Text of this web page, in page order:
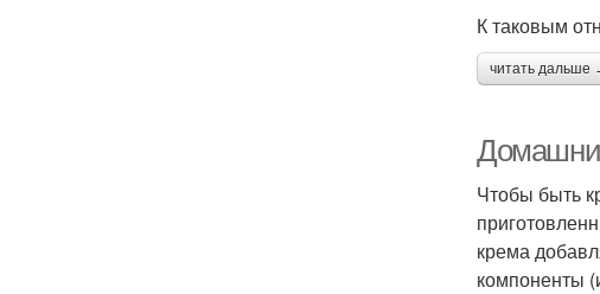
К таковым
читать дальше
Чтобы быть
крема
компоненты